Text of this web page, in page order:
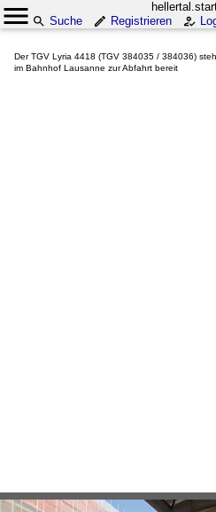
Suche
Registrieren
Der TGV Lyria 4418 (TGV 384035 / 384036)
im Bahnhof Lausanne zur Abfahrt bereit